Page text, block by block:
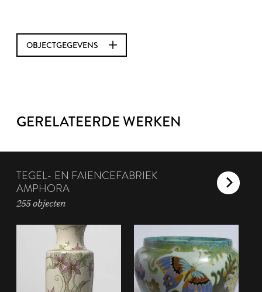
OBJECTGEGEVENS
GERELATEERDE WERKEN
TEGEL- EN FAIENCEFABRIEK
AMPHORA
255 objecten